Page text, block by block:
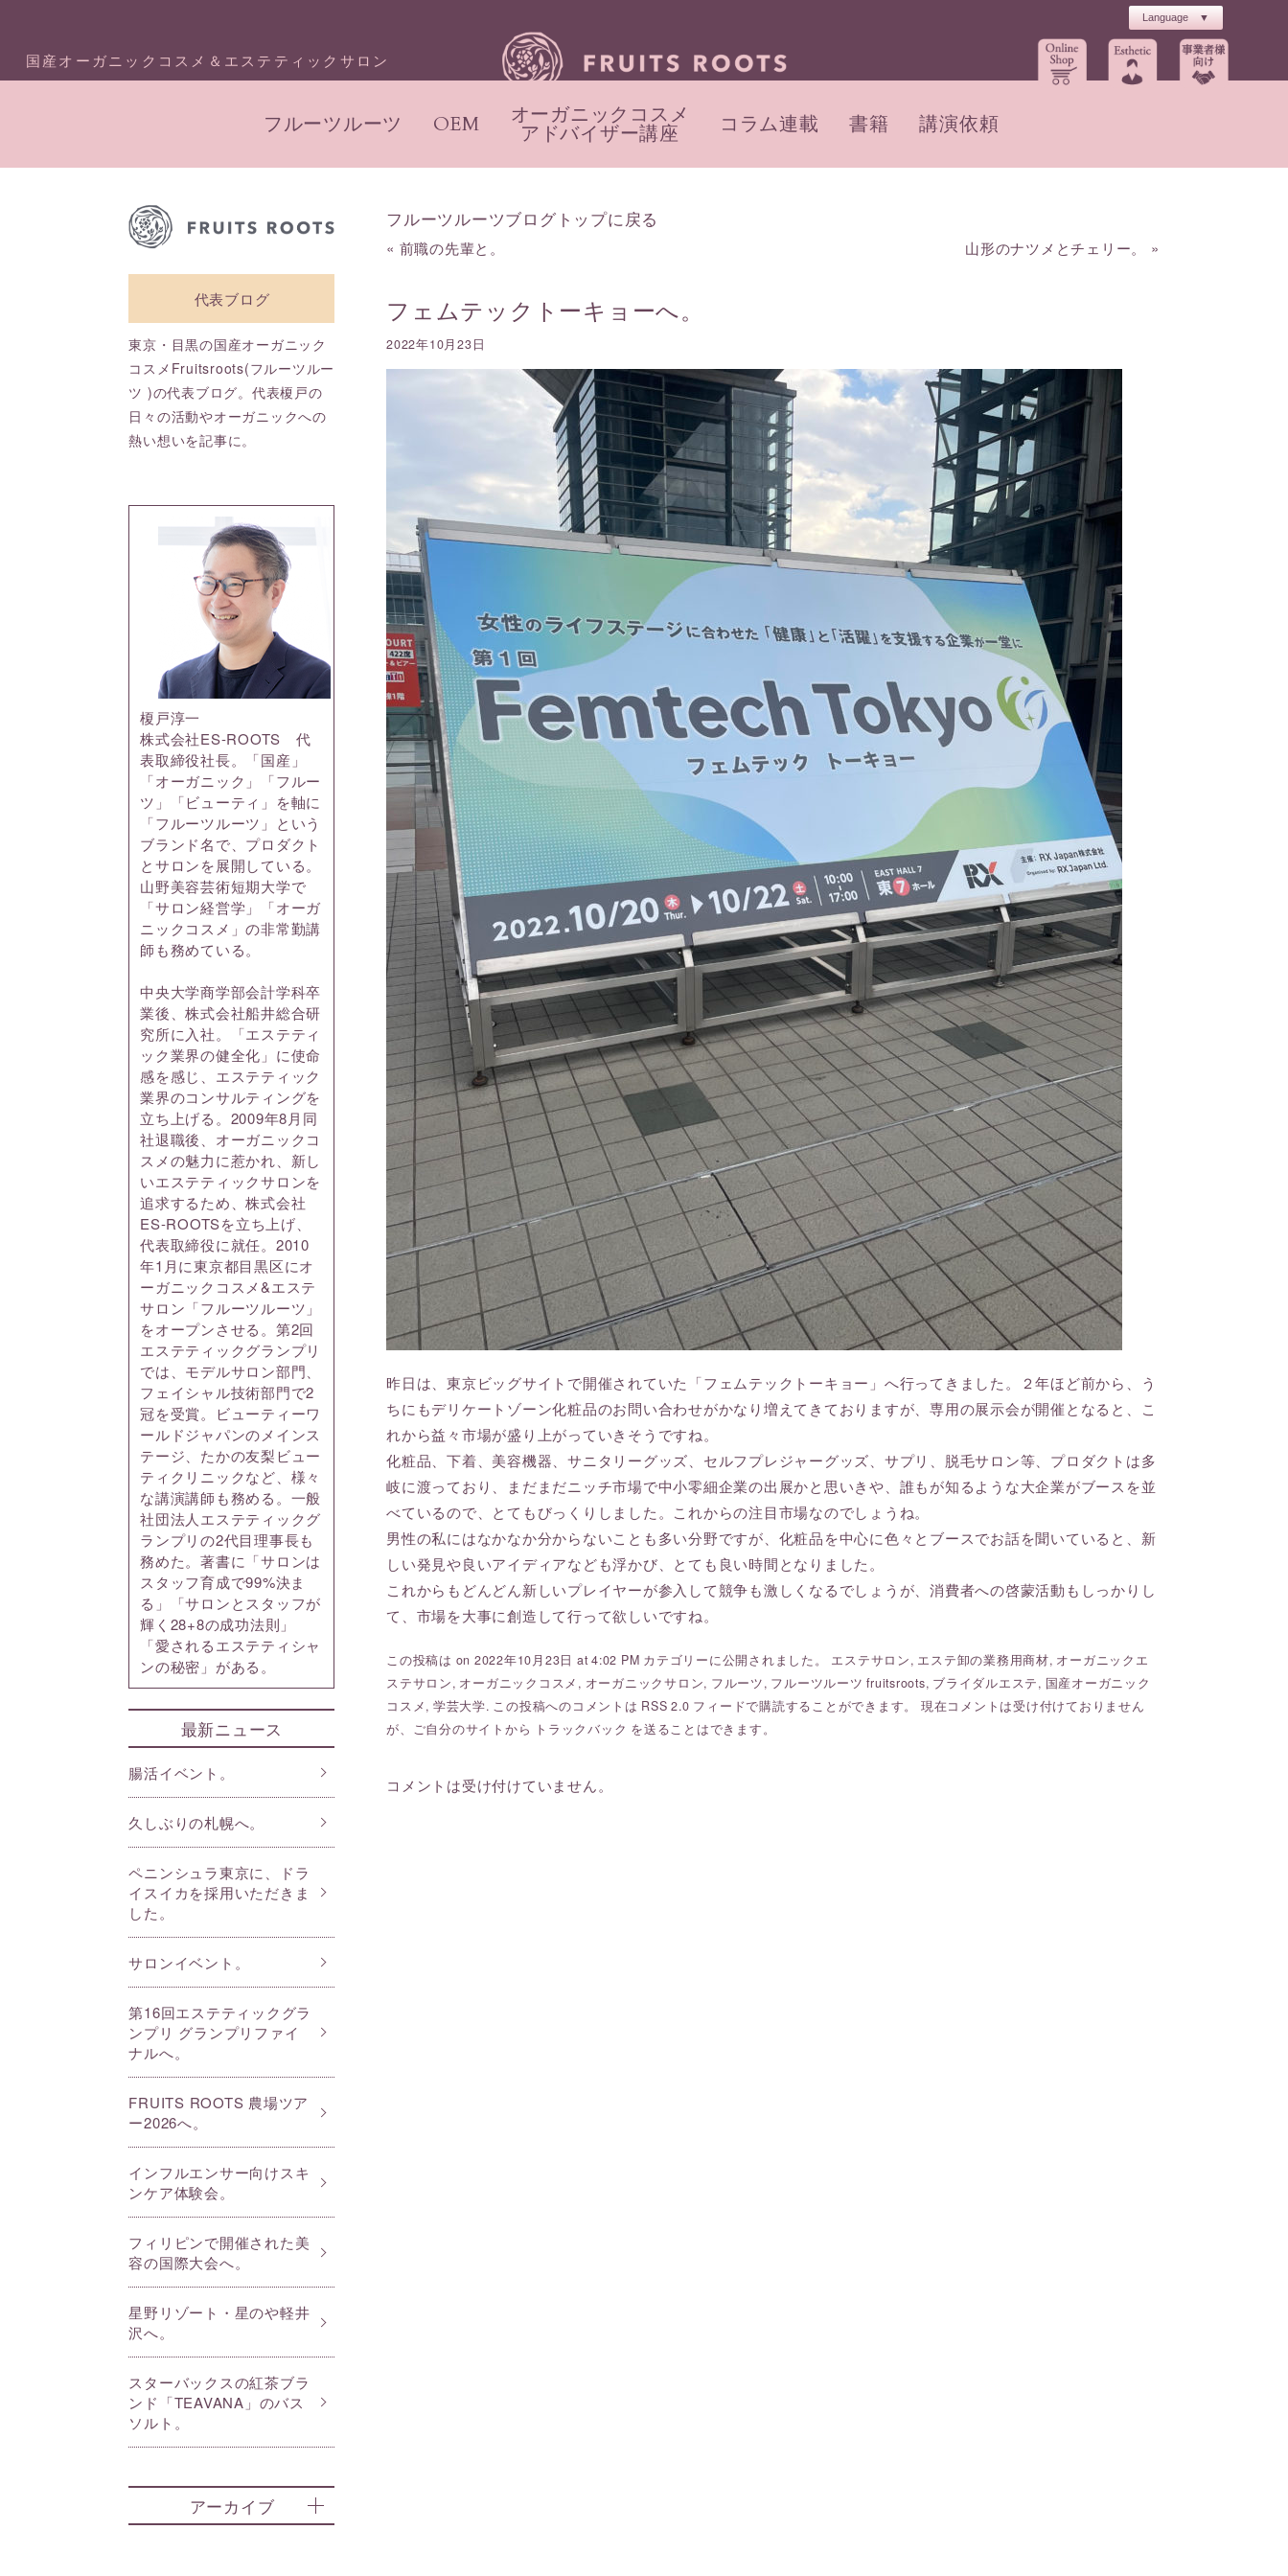
国産オーガニックコスメ＆エステティックサロン
フルーツルーツ OEM オーガニックコスメ
アドバイザー講座 コラム連載 書籍 講演依頼
フルーツルーツブログトップに戻る
« 前職の先輩と。 山形のナツメとチェリー。 »
フェムテックトーキョーへ。
2022年10月23日
昨日は、東京ビッグサイトで開催されていた「フェムテックトーキョー」へ行ってきました。２年ほど前から、う
ちにもデリケートゾーン化粧品のお問い合わせがかなり増えてきておりますが、専用の展示会が開催となると、こ
れから益々市場が盛り上がっていきそうですね。
化粧品、下着、美容機器、サニタリーグッズ、セルフプレジャーグッズ、サプリ、脱毛サロン等、プロダクトは多
岐に渡っており、まだまだニッチ市場で中小零細企業の出展かと思いきや、誰もが知るような大企業がブースを並
べているので、とてもびっくりしました。これからの注目市場なのでしょうね。
男性の私にはなかなか分からないことも多い分野ですが、化粧品を中心に色々とブースでお話を聞いていると、新
しい発見や良いアイディアなども浮かび、とても良い時間となりました。
これからもどんどん新しいプレイヤーが参入して競争も激しくなるでしょうが、消費者への啓蒙活動もしっかりし
て、市場を大事に創造して行って欲しいですね。
この投稿は on 2022年10月23日 at 4:02 PM カテゴリーに公開されました。 エステサロン, エステ卸の業務用商材, オーガニックエ
ステサロン, オーガニックコスメ , オーガニックサロン, フルーツ, フルーツルーツ fruitsroots, ブライダルエステ, 国産オーガニック
コスメ, 学芸大学. この投稿へのコメントは RSS 2.0 フィードで購読することができます。 現在コメントは受け付けておりません
が、ご自分のサイトから トラックバック を送ることはできます。
コメントは受け付けていません。
代表ブログ
東京・目黒の国産オーガニック
コスメFruitsroots(フルーツルー
ツ )の代表ブログ。代表榎戸の
日々の活動やオーガニックへの
熱い想いを記事に。
榎戸淳一
株式会社ES-ROOTS 代
表取締役社長。「国産」
「オーガニック」「フルー
ツ」「ビューティ」を軸に
「フルーツルーツ」という
ブランド名で、プロダクト
とサロンを展開している。
山野美容芸術短期大学で
「サロン経営学」「オーガ
ニックコスメ」の非常勤講
師も務めている。
中央大学商学部会計学科卒
業後、株式会社船井総合研
究所に入社。「エステティ
ック業界の健全化」に使命
感を感じ、エステティック
業界のコンサルティングを
立ち上げる。2009年8月同
社退職後、オーガニックコ
スメの魅力に惹かれ、新し
いエステティックサロンを
追求するため、株式会社
ES-ROOTSを立ち上げ、
代表取締役に就任。2010
年1月に東京都目黒区にオ
ーガニックコスメ&エステ
サロン「フルーツルーツ」
をオープンさせる。第2回
エステティックグランプリ
では、モデルサロン部門、
フェイシャル技術部門で2
冠を受賞。ビューティーワ
ールドジャパンのメインス
テージ、たかの友梨ビュー
ティクリニックなど、様々
な講演講師も務める。一般
社団法人エステティックグ
ランプリの2代目理事長も
務めた。著書に「サロンは
スタッフ育成で99%決ま
る」「サロンとスタッフが
輝く28+8の成功法則」
「愛されるエステティシャ
ンの秘密」がある。
最新ニュース
腸活イベント。
久しぶりの札幌へ。
ペニンシュラ東京に、ドラ
イスイカを採用いただきま
した。
サロンイベント。
第16回エステティックグラ
ンプリ グランプリファイ
ナルへ。
FRUITS ROOTS 農場ツア
ー2026へ。
インフルエンサー向けスキ
ンケア体験会。
フィリピンで開催された美
容の国際大会へ。
星野リゾート・星のや軽井
沢へ。
スターバックスの紅茶ブラ
ンド「TEAVANA」のバス
ソルト。
アーカイブ